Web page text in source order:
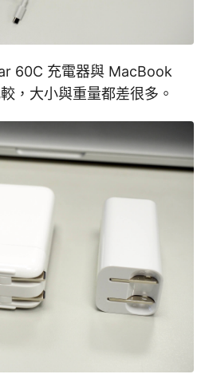
60C 充電器與 MacBook
，大小與重量都差很多。